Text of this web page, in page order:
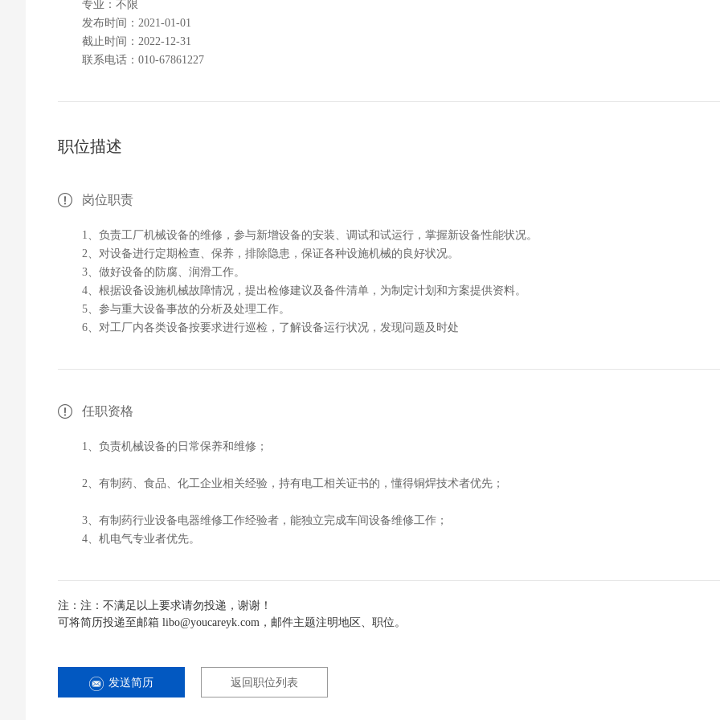
专业：不限
发布时间：2021-01-01
截止时间：2022-12-31
联系电话：010-67861227
职位描述
岗位职责
1、负责工厂机械设备的维修，参与新增设备的安装、调试和试运行，掌握新设备性能状况。
2、对设备进行定期检查、保养，排除隐患，保证各种设施机械的良好状况。
3、做好设备的防腐、润滑工作。
4、根据设备设施机械故障情况，提出检修建议及备件清单，为制定计划和方案提供资料。
5、参与重大设备事故的分析及处理工作。
6、对工厂内各类设备按要求进行巡检，了解设备运行状况，发现问题及时处
任职资格
1、负责机械设备的日常保养和维修；
2、有制药、食品、化工企业相关经验，持有电工相关证书的，懂得铜焊技术者优先；
3、有制药行业设备电器维修工作经验者，能独立完成车间设备维修工作；
4、机电气专业者优先。
注：注：不满足以上要求请勿投递，谢谢！
可将简历投递至邮箱 libo@youcareyk.com，邮件主题注明地区、职位。
发送简历 返回职位列表